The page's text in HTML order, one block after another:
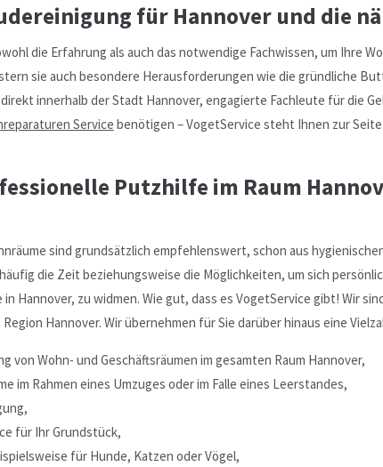
für Hannover und die
die Erfahrung als auch das notwendige Fachwissen, um Ihre
sie auch besondere Herausforderungen wie die gründliche
innerhalb der Stadt Hannover, engagierte Fachleute für die
Service benötigen – VogetService steht Ihnen zur Seite.
Putzhilfe im Raum
sind grundsätzlich empfehlenswert, schon aus
die Zeit beziehungsweise die Möglichkeiten, um sich
Hannover, zu widmen. Wie gut, dass es VogetService gibt! Wir
Hannover. Wir übernehmen für Sie darüber hinaus eine
von Wohn- und Geschäftsräumen im gesamten Raum Hannover,
im Rahmen eines Umzuges oder im Falle eines Leerstandes,
für Ihr Grundstück,
für Hunde, Katzen oder Vögel,